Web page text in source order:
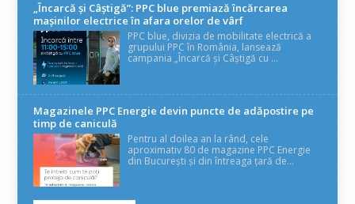
„Încarcă și Câștigă”: PPC blue premiază încărcarea
mașinilor electrice în afara orelor de vârf
PPC blue, divizia de mobilitate electrică a
grupului PPC în România, lansează
campania „Încarcă și Câștigă cu ...
Magazinele PPC Energie devin puncte de adăpostire pe
timp de caniculă
Pentru al doilea an la rând, cele
aproximativ 80 de magazine PPC Energie
din București și din întreaga țară de...